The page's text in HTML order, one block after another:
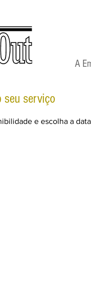
A
seu serviço
e escolha a